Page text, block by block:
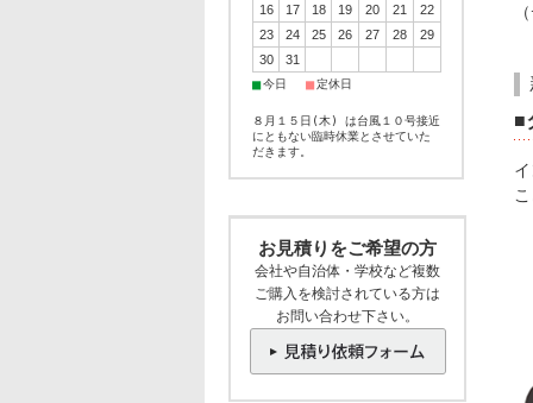
■
16
17 18 19 20 21
22
23
24 25 26 27 28
29
30
31
■今日 ■定休日
８月１５日(木) は台風１０号接近
にともない臨時休業とさせていた
だきます。
お見積りをご希望の方
会社や自治体・学校など複数
ご購入を検討されている方は
お問い合わせ下さい。